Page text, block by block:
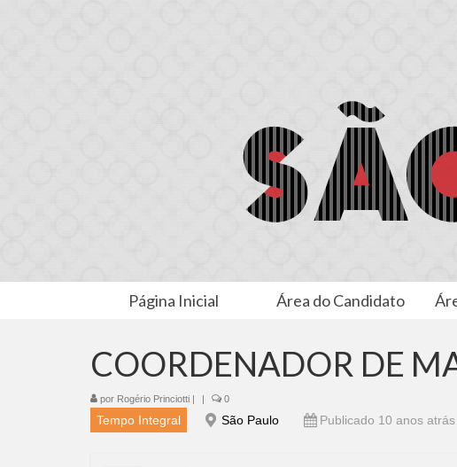
Página Inicial Área do Candidato
COORDENADOR DE
por Rogério Princiotti | | 0
Tempo Integral São Paulo Publicado 10 anos atrás